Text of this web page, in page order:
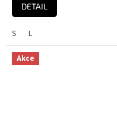
DETAIL
S L
Akce